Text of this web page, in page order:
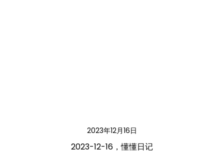
2023年12月16日
2023-12-16，懂懂日记